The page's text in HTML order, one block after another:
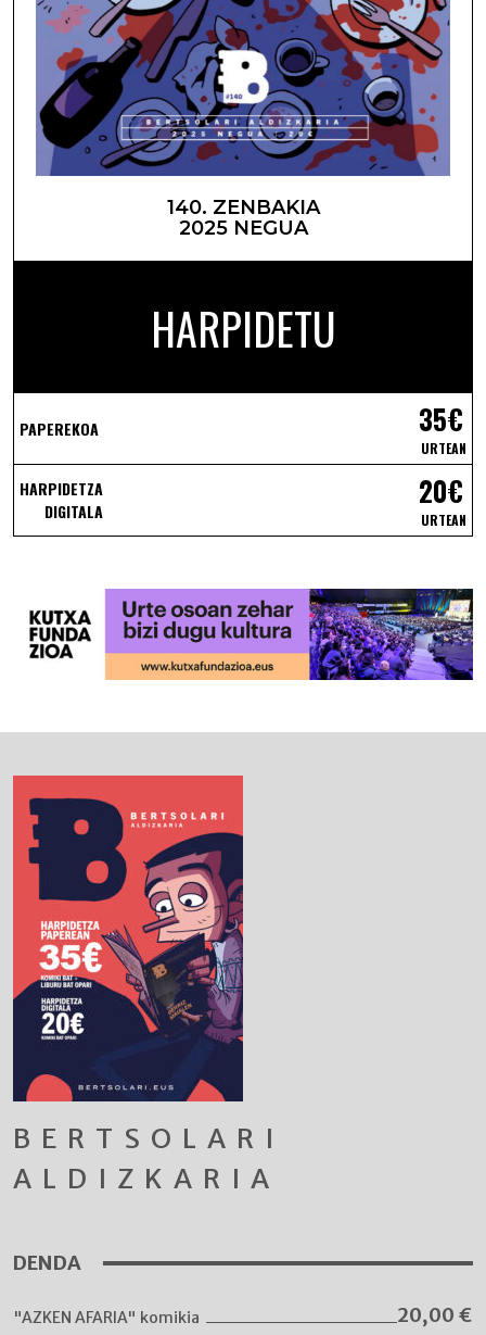
140. ZENBAKIA
2025 NEGUA
HARPIDETU
PAPEREKOA 35€
URTEAN
HARPIDETZA
DIGITALA
20€
URTEAN
BERTSOLARI
ALDIZKARIA
DENDA
"AZKEN AFARIA" komikia 20,00 €